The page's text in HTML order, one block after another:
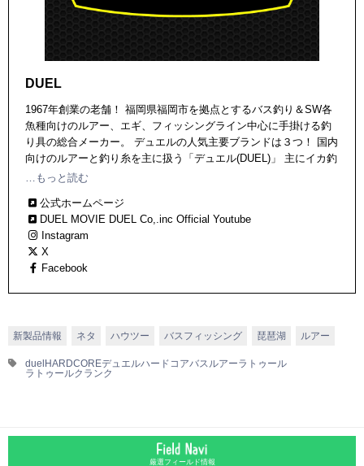
DUEL
1967年創業の老舗！ 福岡県福岡市を拠点とするバス釣り＆SW各
魚種向けのルアー、エギ、フィッシングライン中心に手掛ける釣
り具の総合メーカー。 デュエルの人気主要ブランドは３つ！ 国内
向けのルアーと釣り糸を主に扱う「デュエル(DUEL)」 主にイカ釣
り製品と海外向けルアーを中心に扱う「ヨーヅリ(YO-ZURI)」 ラ
ー）」
…もっと読む
公式ホームページ
DUEL MOVIE DUEL Co,.inc Official Youtube
Instagram
X
Facebook
新製品情報 ネタ ハウツー バスフィッシング 琵琶湖 ルアー
duel HARDCOREデュエルハードコアバスルアーラトゥール
ラトゥールクランク
厳選フィールド情報